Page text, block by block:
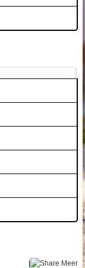
| Meer